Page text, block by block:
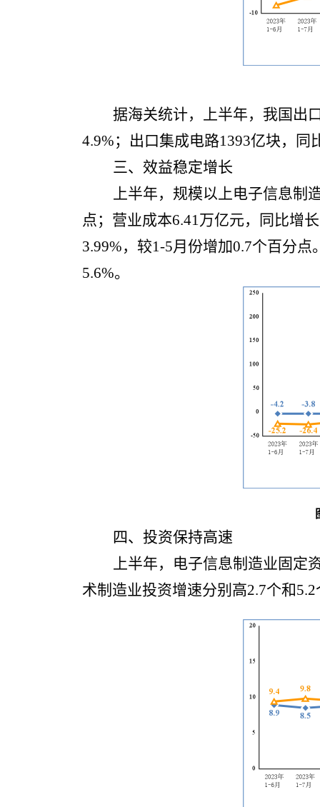
据海关统计，上半年，我国出
4.9%；出口集成电路1393亿块，同
三、效益稳定增长
上半年，规模以上电子信息制
点；营业成本6.41万亿元，同比增
3.99%，较1-5月份增加0.7个百分
5.6%。
四、投资保持高速
上半年，电子信息制造业固定
术制造业投资增速分别高2.7个和